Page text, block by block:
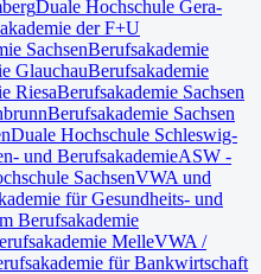
Duale Hochschule Gera-
der F+U
SachsenBerufsakademie
GlauchauBerufsakademie
RiesaBerufsakademie Sachsen
Berufsakademie Sachsen
Duale Hochschule Schleswig-
und BerufsakademieASW -
SachsenVWA und
für Gesundheits- und
Berufsakademie
MelleVWA /
für Bankwirtschaft